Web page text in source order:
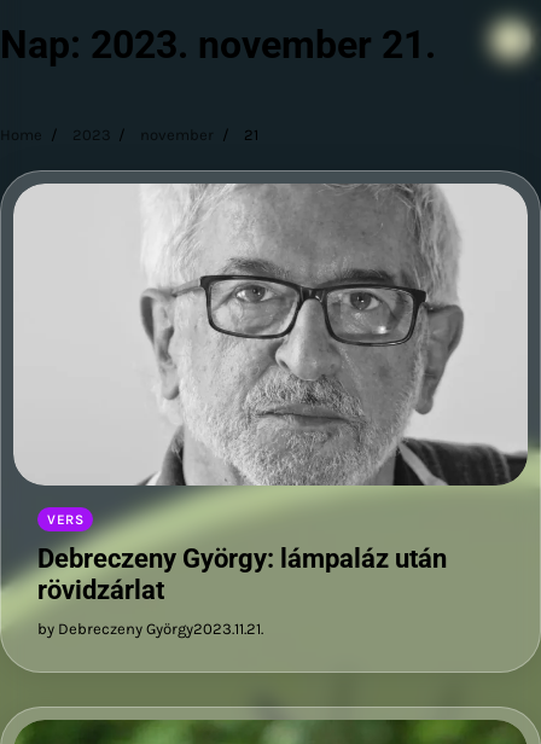
Nap: 2023. november 21.
Home 2023 november 21
VERS
Debreczeny György: lámpaláz után
rövidzárlat
by Debreczeny György2023.11.21.